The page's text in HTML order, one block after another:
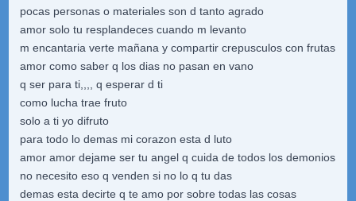
pocas personas o materiales son d tanto agrado
amor solo tu resplandeces cuando m levanto
m encantaria verte mañana y compartir crepusculos con frutas
amor como saber q los dias no pasan en vano
q ser para ti,,,, q esperar d ti
como lucha trae fruto
solo a ti yo difruto
para todo lo demas mi corazon esta d luto
amor amor dejame ser tu angel q cuida de todos los demonios
no necesito eso q venden si no lo q tu das
demas esta decirte q te amo por sobre todas las cosas